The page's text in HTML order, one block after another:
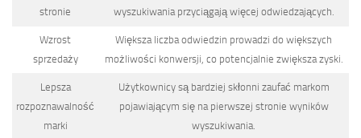
stronie
wyszukiwania przyciągają więcej odwiedzających.
Wzrost
sprzedaży
Większa liczba odwiedzin prowadzi do większych
możliwości konwersji, co potencjalnie zwiększa zyski.
Lepsza
rozpoznawalność
marki
Użytkownicy są bardziej skłonni zaufać markom
pojawiającym się na pierwszej stronie wyników
wyszukiwania.